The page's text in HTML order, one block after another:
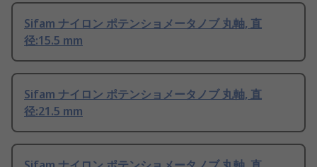
Sifam ナイロン ポテンショメータノブ 丸軸, 直
径:15.5 mm
Sifam ナイロン ポテンショメータノブ 丸軸, 直
径:21.5 mm